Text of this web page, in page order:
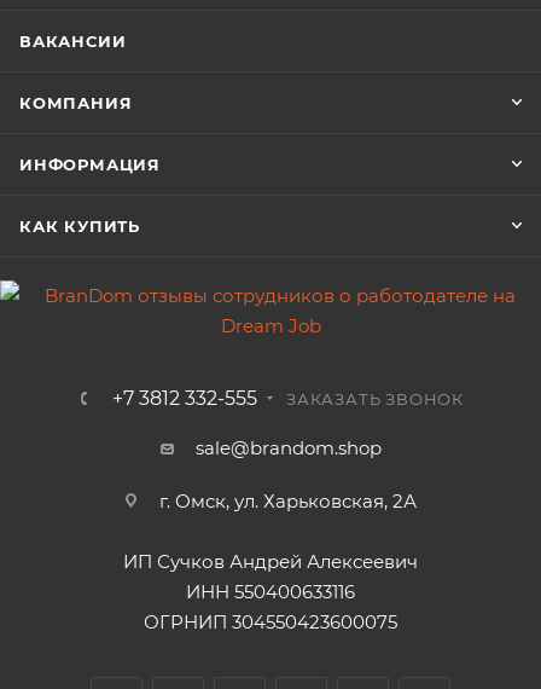
ВАКАНСИИ
КОМПАНИЯ
ИНФОРМАЦИЯ
КАК КУПИТЬ
+7 3812 332-555 ЗАКАЗАТЬ ЗВОНОК
sale@brandom.shop
г. Омск, ул. Харьковская, 2А
ИП Сучков Андрей Алексеевич
ИНН 550400633116
ОГРНИП 304550423600075